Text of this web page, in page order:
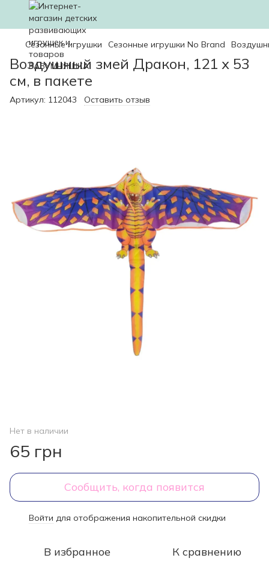
Сезонные игрушки Сезонные игрушки No Brand
Воздушный змей Дракон, 121 х 53
см, в пакете
Артикул: 112043 Оставить отзыв
Нет в наличии
65 грн
Сообщить, когда появится
Войти для отображения накопительной скидки
В избранное К сравнению